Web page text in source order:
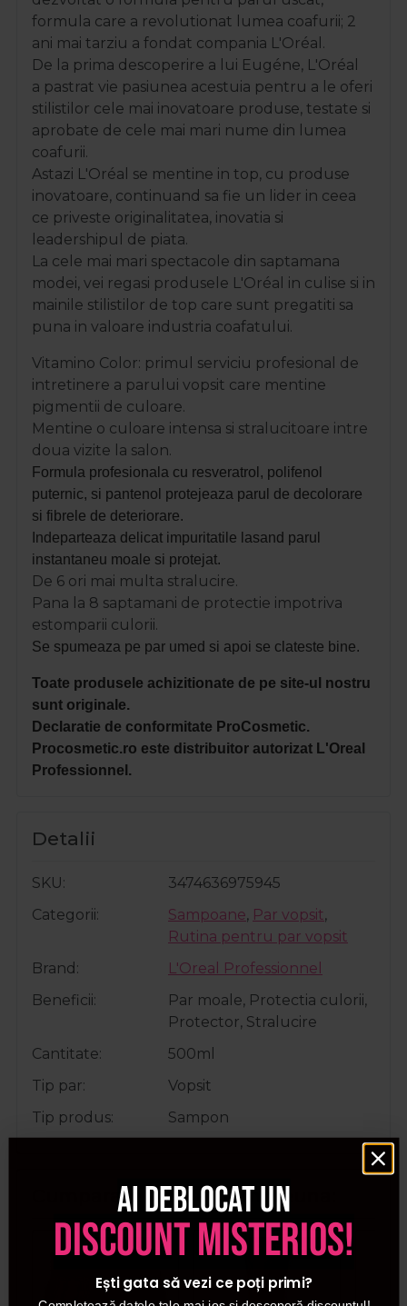
formula care a revolutionat lumea coafurii; 2
ani mai tarziu a fondat compania L'Oréal .
De la prima descoperire a lui Eugéne, L'Oréal
a pastrat vie pasiunea acestuia pentru a le oferi
stilistilor cele mai inovatoare produse, testate si
aprobate de cele mai mari nume din lumea
coafurii.
Astazi L'Oréal se mentine in top, cu produse
inovatoare, continuand sa fie un lider in ceea
ce priveste originalitatea, inovatia si
leadershipul de piata.
La cele mai mari spectacole din saptamana
modei, vei regasi produsele L'Oréal in culise si in
mainile stilistilor de top care sunt pregatiti sa
puna in valoare industria coafatului.
Vitamino Color: primul serviciu profesional de
intretinere a parului vopsit care mentine
pigmentii de culoare.
Mentine o culoare intensa si stralucitoare intre
doua vizite la salon.
Formula profesionala cu resveratrol, polifenol
puternic, si pantenol protejeaza parul de decolorare
si fibrele de deteriorare.
Indeparteaza delicat impuritatile lasand parul
instantaneu moale si protejat.
De 6 ori mai multa stralucire.
Pana la 8 saptamani de protectie impotriva
estomparii culorii.
Se spumeaza pe par umed si apoi se clateste bine.
Toate produsele achizitionate de pe site-ul nostru
sunt originale.
Declaratie de conformitate ProCosmetic.
Procosmetic.ro este distribuitor autorizat L'Oreal
Professionnel.
Detalii
SKU
3474636975945
Categorii
Sampoane, Par vopsit,
Rutina pentru par vopsit
Brand
L'Oreal Professionnel
Beneficii
Par moale, Protectia culorii,
Protector, Stralucire
Cantitate
500ml
Tip par
Vopsit
Tip produs
Sampon
Cumparate frecvent impreuna:
Pret special Pret special
Ai deblocat un
discount misterios!
Ești gata să vezi ce poți primi?